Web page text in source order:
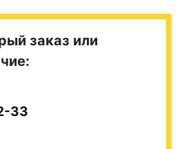
заказ или
33